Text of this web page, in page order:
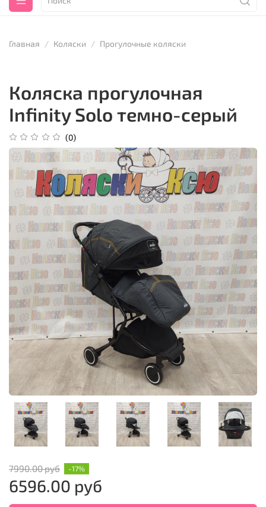
Главная Коляски Прогулочные коляски
Коляска прогулочная
Infinity Solo темно-серый
(0)
7990.00 руб
6596.00 руб
-17%